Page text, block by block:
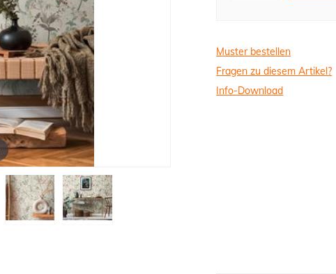
Muster bestellen
Fragen zu diesem Artikel?
Info-Download